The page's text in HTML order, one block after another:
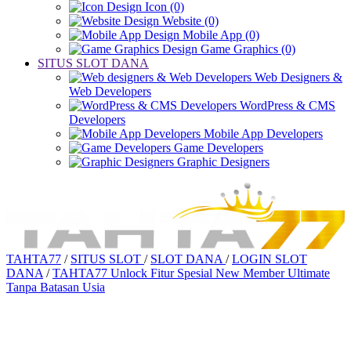
Icon (0)
Website (0)
Mobile App (0)
Game Graphics (0)
SITUS SLOT DANA
Web Designers &
Web Developers
WordPress & CMS
Developers
Mobile App Developers
Game Developers
Graphic Designers
TAHTA77 / SITUS SLOT / SLOT DANA /LOGIN SLOT
DANA /TAHTA77 Unlock Fitur Spesial New Member Ultimate
Tanpa Batasan Usia